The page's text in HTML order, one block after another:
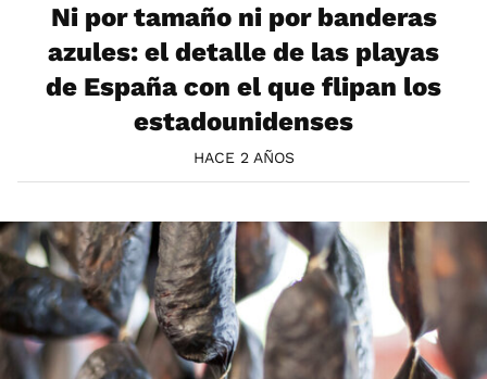
Ni por tamaño ni por banderas
azules: el detalle de las playas
de España con el que flipan los
estadounidenses
HACE 2 AÑOS